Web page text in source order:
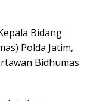
Bidang
Polda Jatim,
Bidhumas